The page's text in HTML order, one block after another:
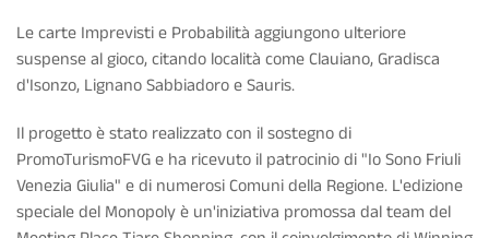
Le carte Imprevisti e Probabilità aggiungono ulteriore
suspense al gioco, citando località come Clauiano, Gradisca
d'Isonzo, Lignano Sabbiadoro e Sauris.
Il progetto è stato realizzato con il sostegno di
PromoTurismoFVG e ha ricevuto il patrocinio di "Io Sono Friuli
Venezia Giulia" e di numerosi Comuni della Regione. L'edizione
speciale del Monopoly è un'iniziativa promossa dal team del